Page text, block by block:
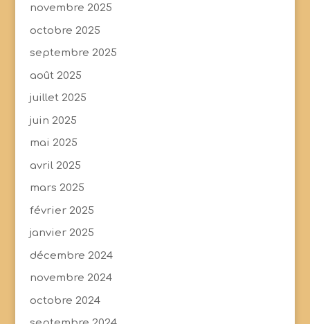
novembre 2025
octobre 2025
septembre 2025
août 2025
juillet 2025
juin 2025
mai 2025
avril 2025
mars 2025
février 2025
janvier 2025
décembre 2024
novembre 2024
octobre 2024